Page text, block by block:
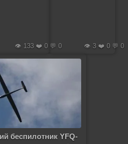
👁️ 133 ❤️ 0 💬 0 👁️ 3 ❤️ 0 💬 0
беспилотник YFQ-